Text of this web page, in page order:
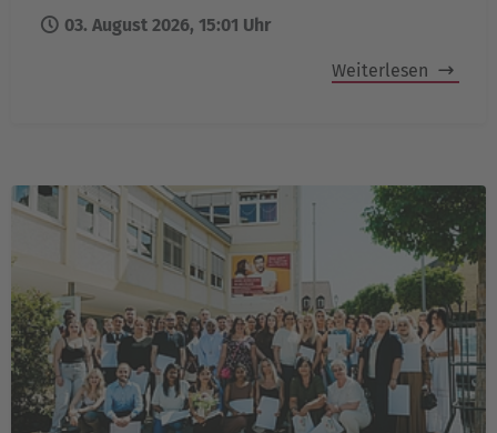
03. August 2026, 15:01 Uhr
Weiterlesen